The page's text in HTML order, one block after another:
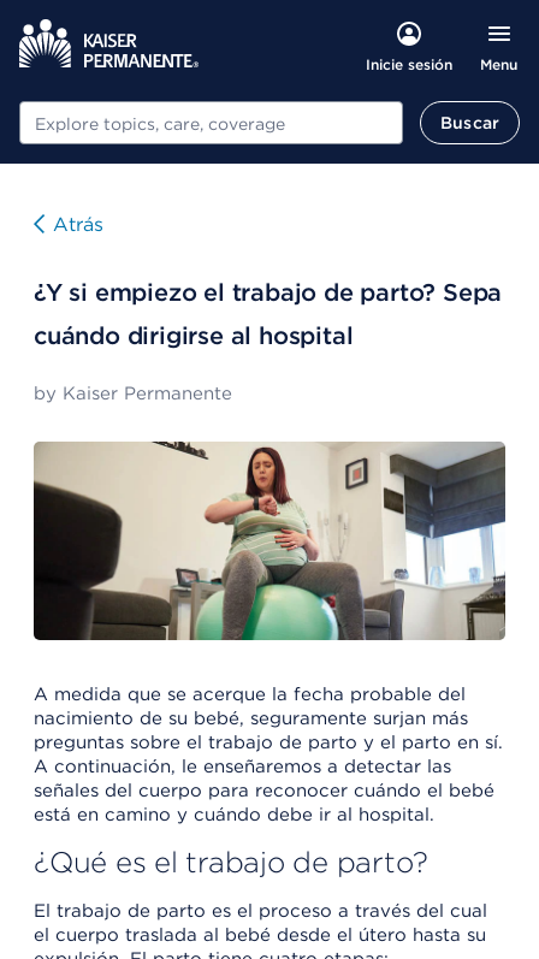
Inicie sesión Menu
Buscar Buscar
Atrás
¿Y si empiezo el trabajo de parto? Sepa
cuándo dirigirse al hospital
by Kaiser Permanente
A medida que se acerque la fecha probable del
nacimiento de su bebé, seguramente surjan más
preguntas sobre el trabajo de parto y el parto en sí.
A continuación, le enseñaremos a detectar las
señales del cuerpo para reconocer cuándo el bebé
está en camino y cuándo debe ir al hospital.
¿Qué es el trabajo de parto?
El trabajo de parto es el proceso a través del cual
el cuerpo traslada al bebé desde el útero hasta su